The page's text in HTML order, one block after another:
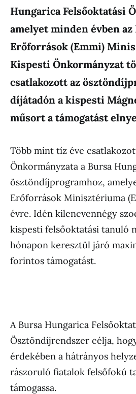
Hungarica Felsőoktatási
amelyet minden évben az
Erőforrások (Emmi)
Kispesti Önkormányzat
csatlakozott az
díjátadón a kispesti
műsort a támogatást
Több mint tíz éve
Önkormányzata a Bursa
ösztöndíjprogramhoz,
Erőforrások Minisztériuma
évre. Idén kilencvennégy
kispesti felsőoktatási tanuló
hónapon keresztül járó
forintos támogatást.
A Bursa Hungarica
Ösztöndíjrendszer célja,
érdekében a hátrányos
rászoruló fiatalok felsőfokú
támogassa.